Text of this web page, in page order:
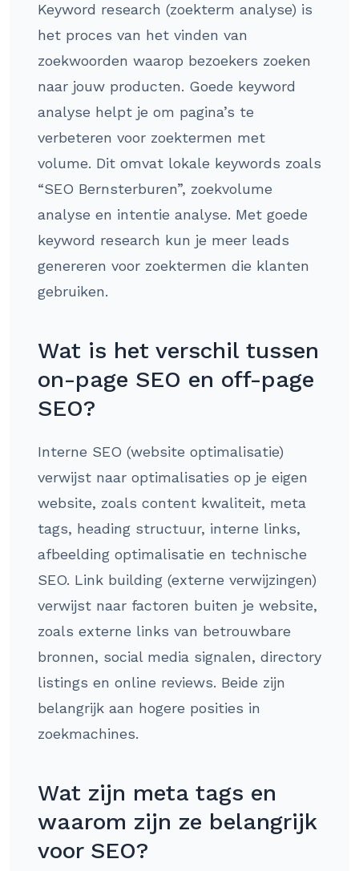
Keyword research (zoekterm analyse) is
het proces van het vinden van
zoekwoorden waarop bezoekers zoeken
naar jouw producten. Goede keyword
analyse helpt je om pagina’s te
verbeteren voor zoektermen met
volume. Dit omvat lokale keywords zoals
“SEO Bernsterburen”, zoekvolume
analyse en intentie analyse. Met goede
keyword research kun je meer leads
genereren voor zoektermen die klanten
gebruiken.
Wat is het verschil tussen
on-page SEO en off-page
SEO?
Interne SEO (website optimalisatie)
verwijst naar optimalisaties op je eigen
website, zoals content kwaliteit, meta
tags, heading structuur, interne links,
afbeelding optimalisatie en technische
SEO. Link building (externe verwijzingen)
verwijst naar factoren buiten je website,
zoals externe links van betrouwbare
bronnen, social media signalen, directory
listings en online reviews. Beide zijn
belangrijk aan hogere posities in
zoekmachines.
Wat zijn meta tags en
waarom zijn ze belangrijk
voor SEO?